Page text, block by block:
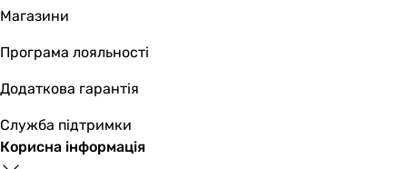
Магазини
Програма лояльності
Додаткова гарантія
Служба підтримки
Корисна інформація